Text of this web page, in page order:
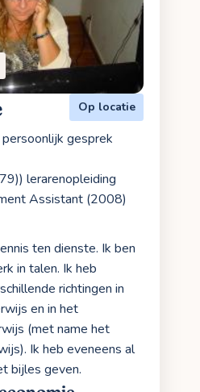
Op locatie
gesprek
lerarenopleiding
Assistant (2008)
ten dienste. Ik ben
in talen. Ik heb
richtingen in
en in het
(met name het
Ik heb eveneens al
bijles geven.